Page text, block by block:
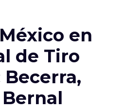
en
de Tiro